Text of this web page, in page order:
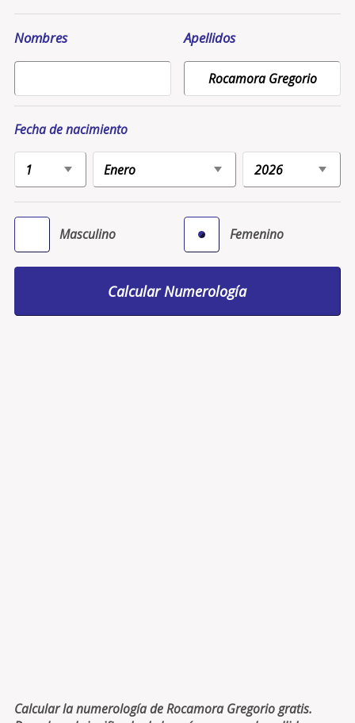
Nombres Apellidos
Fecha de nacimiento
Masculino Femenino
Calcular la numerología de Rocamora Gregorio gratis.